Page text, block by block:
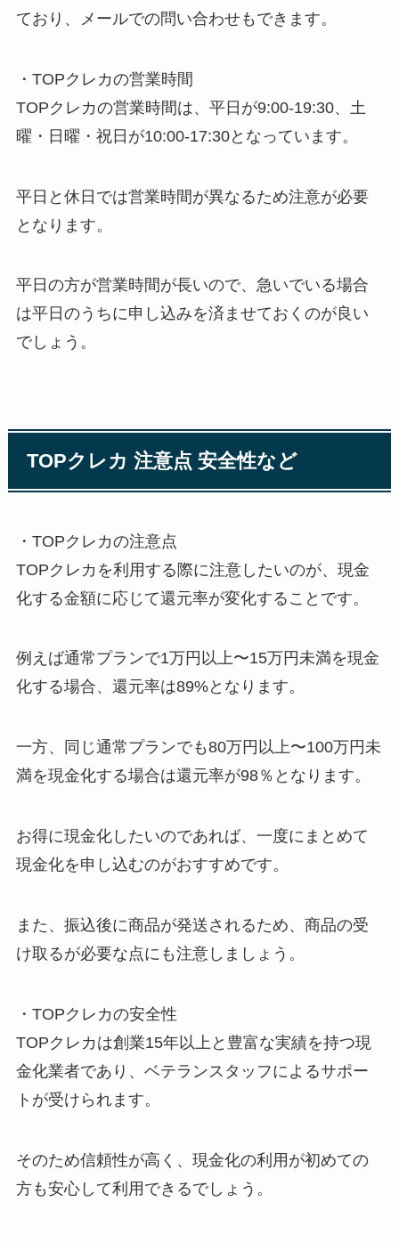
ており、メールでの問い合わせもできます。
・TOPクレカの営業時間
TOPクレカの営業時間は、平日が9:00-19:30、土
曜・日曜・祝日が10:00-17:30となっています。
平日と休日では営業時間が異なるため注意が必要
となります。
平日の方が営業時間が長いので、急いでいる場合
は平日のうちに申し込みを済ませておくのが良い
でしょう。
TOPクレカ 注意点 安全性など
・TOPクレカの注意点
TOPクレカを利用する際に注意したいのが、現金
化する金額に応じて還元率が変化することです。
例えば通常プランで1万円以上〜15万円未満を現金
化する場合、還元率は89%となります。
一方、同じ通常プランでも80万円以上〜100万円未
満を現金化する場合は還元率が98％となります。
お得に現金化したいのであれば、一度にまとめて
現金化を申し込むのがおすすめです。
また、振込後に商品が発送されるため、商品の受
け取るが必要な点にも注意しましょう。
・TOPクレカの安全性
TOPクレカは創業15年以上と豊富な実績を持つ現
金化業者であり、ベテランスタッフによるサポー
トが受けられます。
そのため信頼性が高く、現金化の利用が初めての
方も安心して利用できるでしょう。